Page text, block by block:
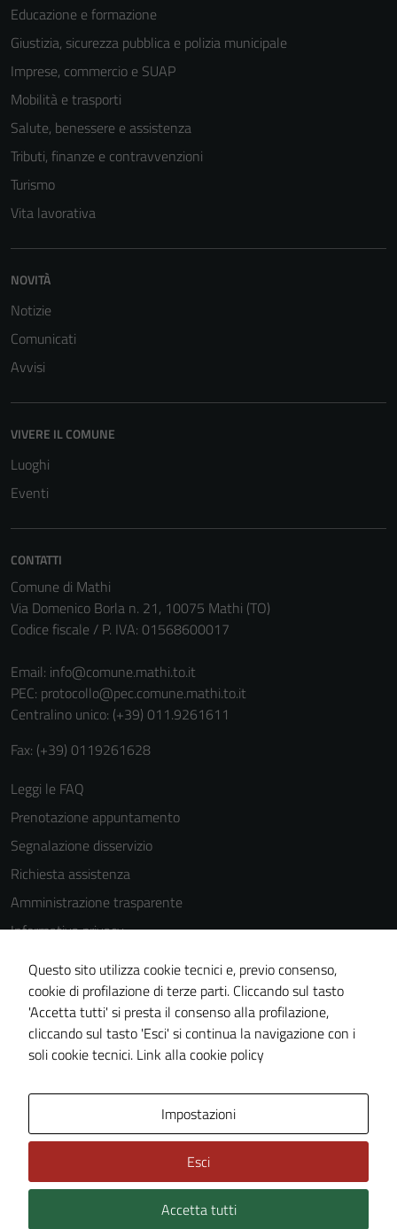
Educazione e formazione
Giustizia, sicurezza pubblica e polizia municipale
Imprese, commercio e SUAP
Mobilità e trasporti
Salute, benessere e assistenza
Tributi, finanze e contravvenzioni
Turismo
Vita lavorativa
NOVITÀ
Notizie
Comunicati
Avvisi
VIVERE IL COMUNE
Luoghi
Eventi
CONTATTI
Comune di Mathi
Via Domenico Borla n. 21, 10075 Mathi (TO)
Codice fiscale / P. IVA: 01568600017
Email: info@comune.mathi.to.it
PEC: protocollo@pec.comune.mathi.to.it
Centralino unico: (+39) 011.9261611
Fax: (+39) 0119261628
Leggi le FAQ
Prenotazione appuntamento
Segnalazione disservizio
Richiesta assistenza
Amministrazione trasparente
Informativa privacy
Cookie Policy
Note legali
Dichiarazione di accessibilità
Piano di miglioramento del sito
Technical Design s.r.l.
Questo sito utilizza cookie tecnici e, previo consenso,
cookie di profilazione di terze parti. Cliccando sul tasto
'Accetta tutti' si presta il consenso alla profilazione,
cliccando sul tasto 'Esci' si continua la navigazione con i
soli cookie tecnici. Link alla cookie policy
Impostazioni
Esci
Accetta tutti